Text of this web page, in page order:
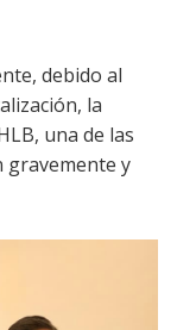
debido al
la
una de las
gravemente y